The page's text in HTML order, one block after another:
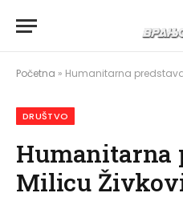
Početna » Humanitarna
DRUŠTVO
Humanitarna
Milicu